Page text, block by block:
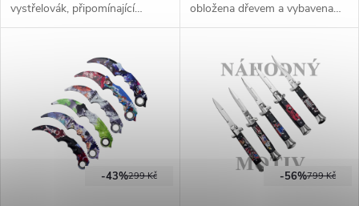
vystřelovák, připomínající
legendární pušku Winchester.
které poskytuje pevnější úchop.
Na straně nože se nachází klip
pro nošení v kapse. Třešničkou
na dortu této verze je malá, na
své rozměry přesto silná
obložena dřevem a vybavena
spolehlivou pojistkou a
Pouzdro součástí balení.
299 Kč
-43% 799 Kč
-56%